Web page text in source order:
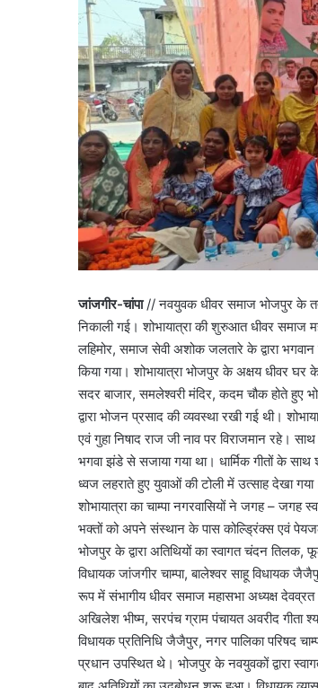
जांजगीर-चांपा// नवयुवक धीवर समाज भोजपुर के
निकाली गई। शोभायात्रा की शुरुआत धीवर समाज
लहिमोर, समाज सेवी अशोक जलतारे के द्वारा भगवान
किया गया। शोभायात्रा भोजपुर के अक्षय धीवर
सदर बाजार, समलेश्वरी मंदिर, कदम चौक होते
द्वारा भोजन प्रसाद की व्यवस्था रखी गई थी।
एवं गुहा निषाद राज जी नाव पर विराजमान रहे।
भगवा झंडे से सजाया गया था। धार्मिक गीतों के साथ
ध्वज लहराते हुए युवाओं की टोली में उत्साह देखा
शोभायात्रा का चाम्पा नगरवासियों ने जगह – जगह
भक्तों को अपने संस्थान के पास कोल्ड्रिंक्स एवं
भोजपुर के द्वारा अतिथियों का स्वागत चंदन
विधायक जांजगीर चाम्पा, बालेश्वर साहू विधायक
रूप में संभागीय धीवर समाज महासभा अध्यक्ष देवव्रत
अखिलेश भीष्म, सरपंच ग्राम पंचायत अवरीद गीता
विधायक प्रतिनिधि जैजैपुर, नगर पालिका परिषद
प्रधान उपस्थित थे। भोजपुर के नवयुवकों द्वारा